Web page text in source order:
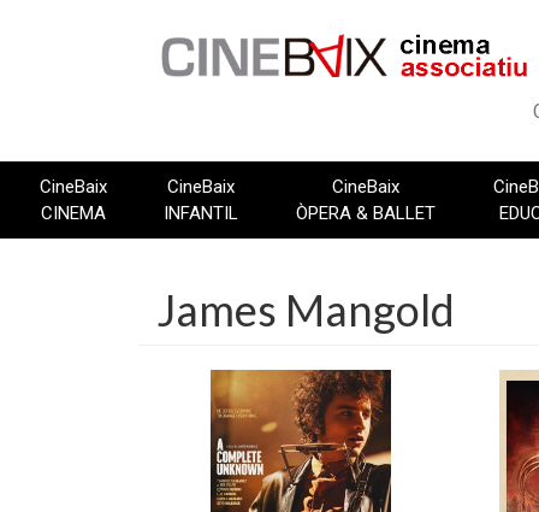
CineBaix
CINEMA
CineBaix
INFANTIL
CineBaix
ÒPERA & BALLET
James Mangold